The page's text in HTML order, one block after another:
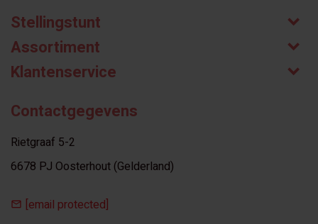
Stellingstunt
Assortiment
Klantenservice
Contactgegevens
Rietgraaf 5-2
6678 PJ Oosterhout (Gelderland)
[email protected]